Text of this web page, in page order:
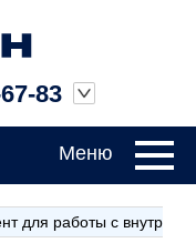
83
Меню
для работы с